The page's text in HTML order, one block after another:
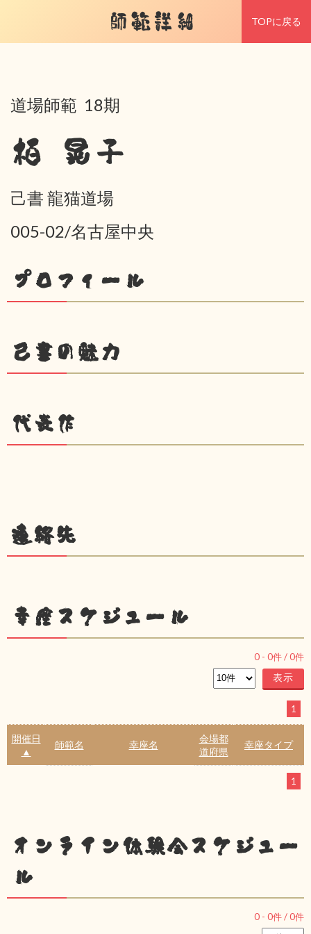
師範詳細 TOPに戻る
道場師範 18期
栢 晃子
己書 龍猫道場
005-02/名古屋中央
プロフィール
己書の魅力
代表作
連絡先
幸座スケジュール
0 - 0件 /0件
1
開催日
▲
師範名 幸座名
会場都
道府県
幸座タイプ
1
オンライン体験会スケジュー
ル
0 - 0件 /0件